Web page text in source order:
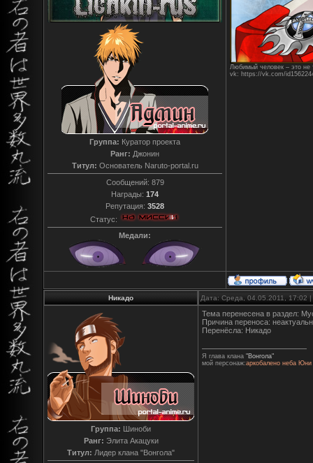
Группа: Куратор проекта
Ранг: Джонин
Титул: Основатель Naruto-portal.ru
Сообщений: 879
Награды: 174
Репутация: 3528
Статус:
Медали:
Любимый человек – это не
vk: https://vk.com/
Никадо Дата: Среда, 04.05.2011, 17:02
Группа: Шиноби
Ранг: Элита Акацуки
Титул: Лидер клана "Вонгола"
Тема перенесена в раздел:
Причина переноса:
Перенёсла: Никадо
Я глава клана "Вонгола"
мой персонаж:аркобалено неба Юни